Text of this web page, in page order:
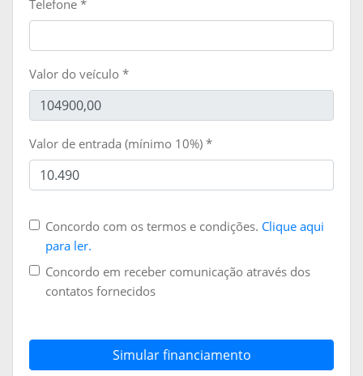
Telefone *
Valor do veículo *
Valor de entrada (mínimo 10%) *
Concordo com os termos e condições. Clique aqui
para ler.
Concordo em receber comunicação através dos
contatos fornecidos
Simular financiamento